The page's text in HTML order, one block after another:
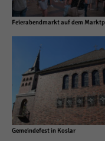
Feierabendmarkt auf dem
Gemeindefest in Koslar